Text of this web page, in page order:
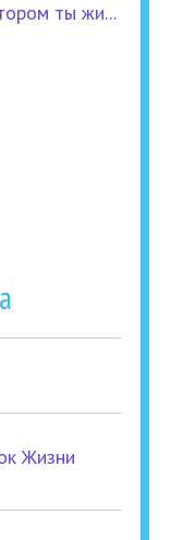
ты жи...
Жизни